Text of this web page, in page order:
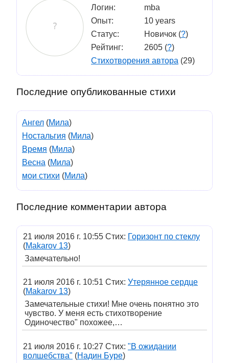
Логин:
mba
Опыт:
10 years
Статус:
Новичок (?)
Рейтинг:
2605 (?)
Стихотворения автора (29)
Последние опубликованные стихи
Ангел (Мила)
Ностальгия (Мила)
Время (Мила)
Весна (Мила)
мои стихи (Мила)
Последние комментарии автора
21 июля 2016 г. 10:55 Стих: Горизонт по стеклу
(Makarov 13)
Замечательно!
21 июля 2016 г. 10:51 Стих: Утерянное сердце
(Makarov 13)
Замечательные стихи! Мне очень понятно это
чувство. У меня есть стихотворение
Одиночество" похожее,…
21 июля 2016 г. 10:27 Стих: "В ожидании
волшебства" (Надин Буре)